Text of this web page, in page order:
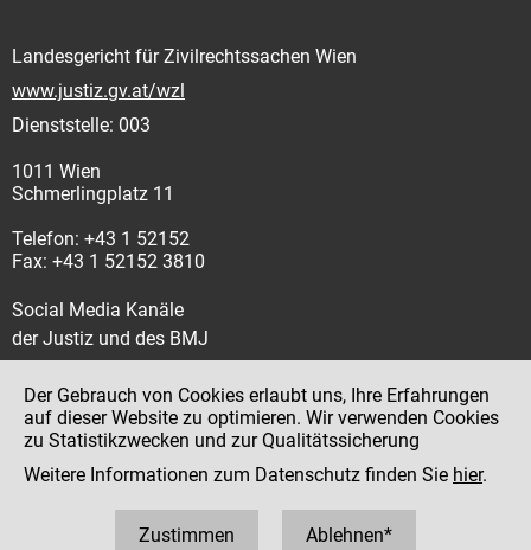
Landesgericht für Zivilrechtssachen Wien
www.justiz.gv.at/wzl
Dienststelle: 003
1011 Wien
Schmerlingplatz 11
Telefon: +43 1 52152
Fax: +43 1 52152 3810
Social Media Kanäle
der Justiz und des BMJ
Impressum
Datenschutz
Der Gebrauch von Cookies erlaubt uns, Ihre Erfahrungen
auf dieser Website zu optimieren. Wir verwenden Cookies
zu Statistikzwecken und zur Qualitätssicherung
Weitere Informationen zum Datenschutz finden Sie hier.
Zustimmen Ablehnen*